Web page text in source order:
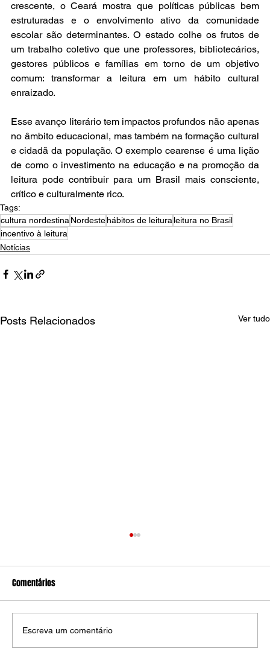
crescente, o Ceará mostra que políticas públicas bem
estruturadas e o envolvimento ativo da comunidade
escolar são determinantes. O estado colhe os frutos de
um trabalho coletivo que une professores, bibliotecários,
gestores públicos e famílias em torno de um objetivo
comum: transformar a leitura em um hábito cultural
enraizado.
Esse avanço literário tem impactos profundos não apenas
no âmbito educacional, mas também na formação cultural
e cidadã da população. O exemplo cearense é uma lição
de como o investimento na educação e na promoção da
leitura pode contribuir para um Brasil mais consciente,
crítico e culturalmente rico.
Tags:
cultura nordestina Nordestehábitos de leitura leitura no Brasil
incentivo à leitura
Notícias
Posts Relacionados Ver tudo
Comentários
Escreva um comentário